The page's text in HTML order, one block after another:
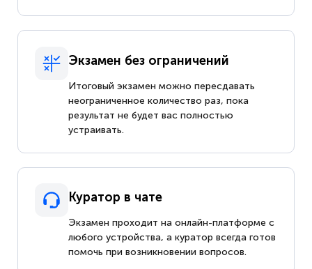
Экзамен без ограничений
Итоговый экзамен можно пересдавать
неограниченное количество раз, пока
результат не будет вас полностью
устраивать.
Куратор в чате
Экзамен проходит на онлайн-платформе с
любого устройства, а куратор всегда готов
помочь при возникновении вопросов.